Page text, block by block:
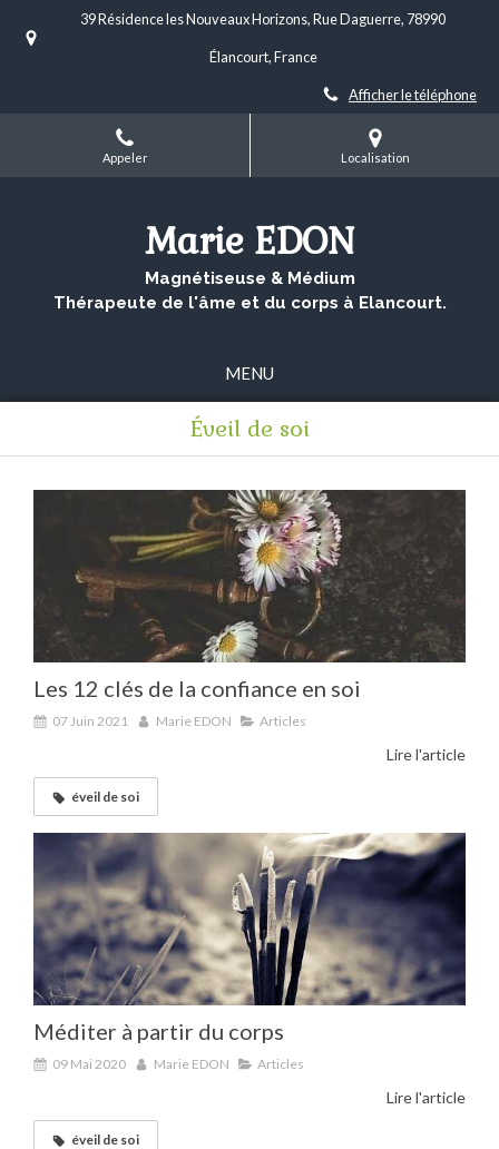
39 Résidence les Nouveaux Horizons, Rue Daguerre, 78990
Élancourt, France
Afficher le téléphone
Appeler Localisation
Marie EDON
Magnétiseuse & Médium
Thérapeute de l'âme et du corps à Elancourt.
MENU
Éveil de soi
Les 12 clés de la confiance en soi
07 Juin 2021 Marie EDON Articles
Lire l'article
éveil de soi
Méditer à partir du corps
09 Mai 2020 Marie EDON Articles
Lire l'article
éveil de soi